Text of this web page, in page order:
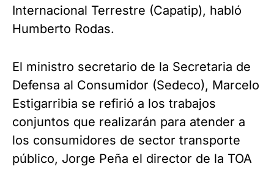
Internacional Terrestre (Capatip), habló
Humberto Rodas.
El ministro secretario de la Secretaria de
Defensa al Consumidor (Sedeco), Marcelo
Estigarribia se refirió a los trabajos
conjuntos que realizarán para atender a
los consumidores de sector transporte
público, Jorge Peña el director de la TOA